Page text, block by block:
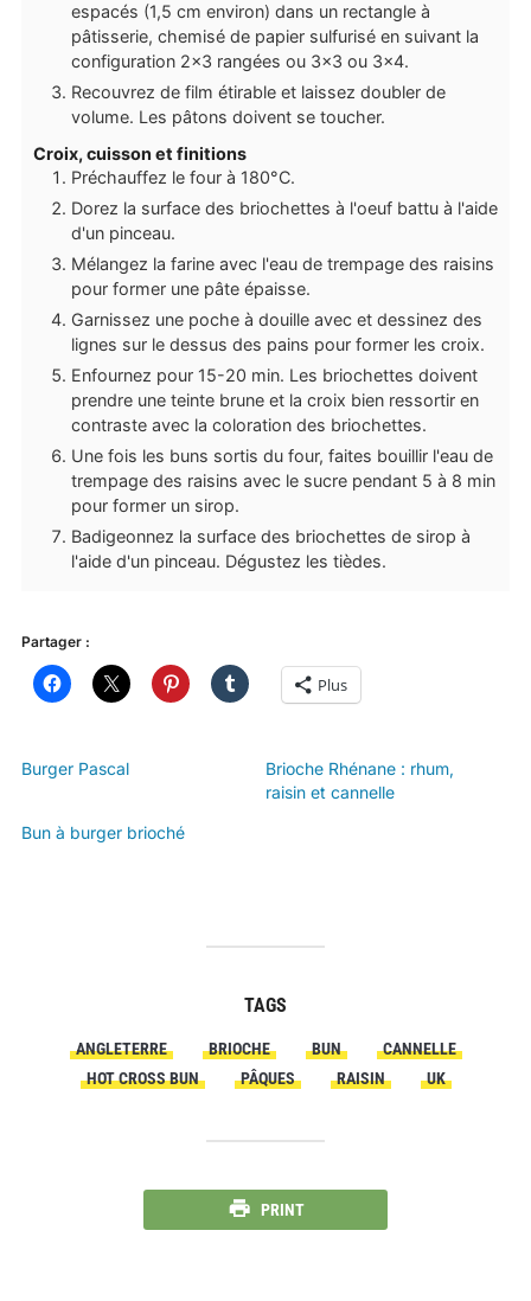
espacés (1,5 cm environ) dans un rectangle à
pâtisserie, chemisé de papier sulfurisé en suivant la
configuration 2x3 rangées ou 3x3 ou 3x4.
Recouvrez de film étirable et laissez doubler de
volume. Les pâtons doivent se toucher.
Croix, cuisson et finitions
Préchauffez le four à 180°C.
Dorez la surface des briochettes à l'oeuf battu à l'aide
d'un pinceau.
Mélangez la farine avec l'eau de trempage des raisins
pour former une pâte épaisse.
Garnissez une poche à douille avec et dessinez des
lignes sur le dessus des pains pour former les croix.
Enfournez pour 15-20 min. Les briochettes doivent
prendre une teinte brune et la croix bien ressortir en
contraste avec la coloration des briochettes.
Une fois les buns sortis du four, faites bouillir l'eau de
trempage des raisins avec le sucre pendant 5 à 8 min
pour former un sirop.
Badigeonnez la surface des briochettes de sirop à
l'aide d'un pinceau. Dégustez les tièdes.
Partager :
Plus
Burger Pascal
Brioche Rhénane : rhum,
raisin et cannelle
Bun à burger brioché
TAGS
ANGLETERRE BRIOCHE BUN
CANNELLE
HOT CROSS BUN
PÂQUES RAISIN UK
PRINT